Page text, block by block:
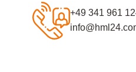
+49 341 961